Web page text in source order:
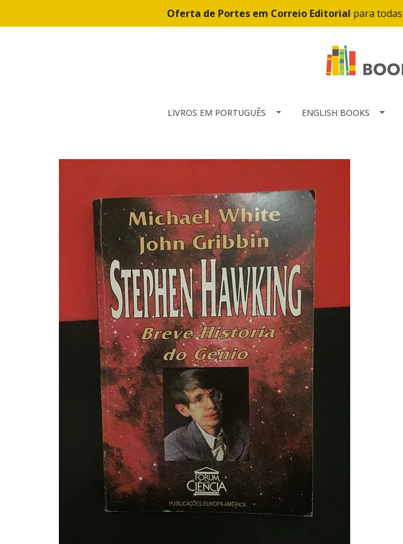
Oferta de Portes em Correio Editorial para
LIVROS EM PORTUGUÊS ENGLISH BOOKS